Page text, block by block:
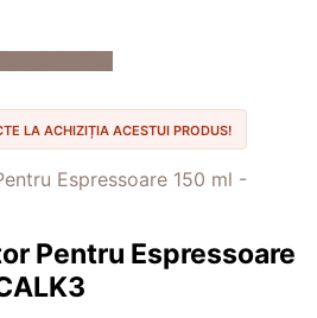
lei.
LA ACHIZIȚIA ACESTUI PRODUS!
Pentru Espressoare